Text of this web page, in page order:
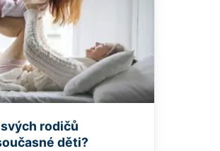
rodičů
děti?